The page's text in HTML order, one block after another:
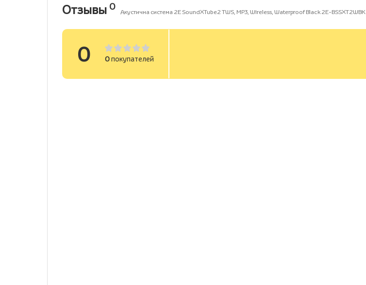
Отзывы 0 Акустична система 2E SoundXTube2 TWS, MP3, Wireless, Waterproof Black 2E-BSSXT2WBK
0 0покупателей